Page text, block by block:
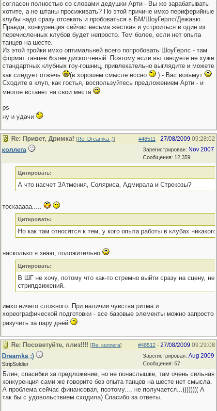
согласен полностью со словами дедушки Арти - Вы же зарабатывать
хотите, а не штаны просиживать? По этой причине имхо периферийные
клубы надо сразу отсекать и пробоваться в БМ/ШоуГерлс/Дежавю.
Правда, конкуренция сейчас весьма жесткая и устроиться в один из
перечисленных клубов будет непросто. Тем более, если нет опыта
танцев на шесте.
Из этой тройки имхо оптимальней всего попробовать ШоуГерлс - там
формат танцев более дискотченый. Поэтому если вы танцуете не хуже
стандартных клубных гоу-гошниц, привлекательно выглядите и можете
как следует отжечь
(в хорошем смысле ессно
) - Вас возьмут
Сходите в клуп, как гостья, воспользуйтесь предложением Арти - и
многое встанет на свои места
ps
ну и удачи
#48511 - 27/08/2009 09:28:02
Re: Привет, Дримка! [Re: Dreamka ;)]
Зарегистрирован: Nov 2007
Сообщения: 12,359
коллега
Цитировать:
А что насчет ЗАтмения, Соляриса, Адмирала и Стрекозы?
тоскааааа.....
Цитировать:
Но как там относятся к тем, у кого опыта работы в клубах
насколько я знаю, положительно
Цитировать:
В ШГ не хочу, потому что как-то стремно выйти сразу на сцену, не
стрипдвижений.
имхо ничего сложного. При наличии чувства ритма и
хореографической подготовки - все базовые элементы можно запросто
разучить за пару дней
#48512 - 27/08/2009 09:29:08
Re: Посоветуйте, плиз!!!! [Re: коллега]
Зарегистрирован: Aug 2009
Сообщения: 57
Dreamka ;)
StripSoldier
Блин, спасибки за предложение, но не понаслышке, там очень сильная
конкуренция сами же говорите без опыта танцев на шесте нет смысла.
А проблема сейчас финансовая, поэтому.... не получается...(((((((( А
так бы с удовольствием сходила) Спасибо за ответы.